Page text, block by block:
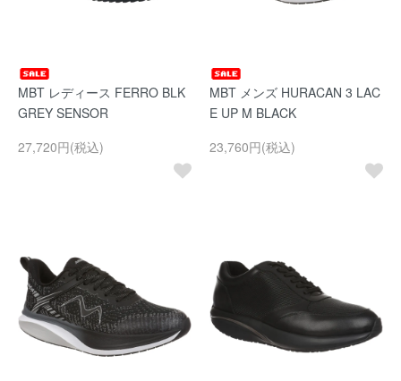
MBT レディース FERRO BLK
GREY SENSOR
27,720円(税込)
MBT メンズ HURACAN 3 LAC
E UP M BLACK
23,760円(税込)